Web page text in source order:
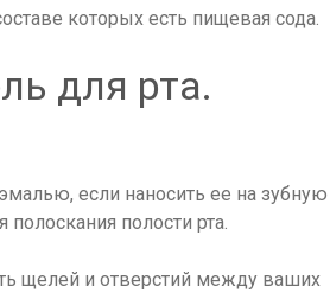
которых есть пищевая сода.
для рта.
если наносить ее на зубную
полости рта.
щелей и отверстий между ваших